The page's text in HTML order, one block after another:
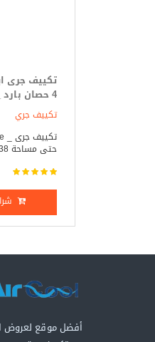
4 حصان بارد _ ساخن
تكييف جري
حتى مساحة 38 متر ي ...
أفضل موقع لعروض